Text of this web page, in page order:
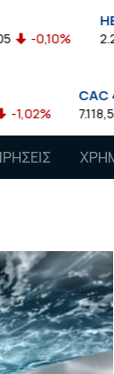
HELMSI
2.211,72
CAC 40
7.118,50 -